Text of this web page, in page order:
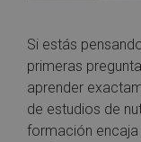
Si estás
primeras
aprender
de estudios de
formación